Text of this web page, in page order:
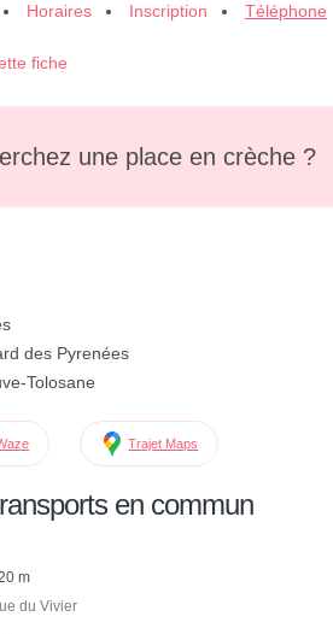
Horaires Inscription Téléphone
fiche
une place en crèche ?
des Pyrenées
Tolosane
Trajet Maps
en commun
m
du Vivier